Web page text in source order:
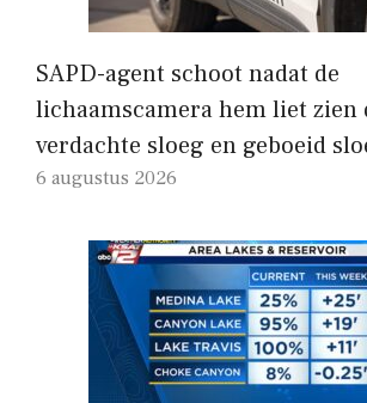
SAPD-agent schoot nadat de
lichaamscamera hem liet zien
verdachte sloeg en geboeid
6 augustus 2026